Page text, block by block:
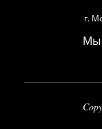
г.
Мы